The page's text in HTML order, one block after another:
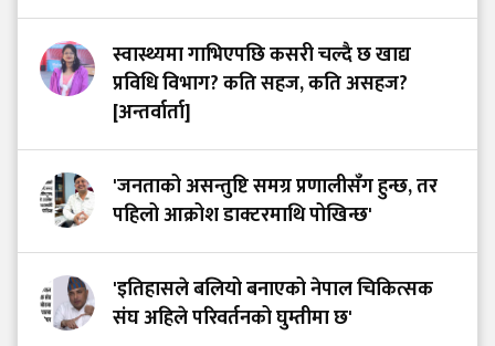
स्वास्थ्यमा गाभिएपछि कसरी चल्दै छ खाद्य
प्रविधि विभाग? कति सहज, कति असहज?
[अन्तर्वार्ता]
'जनताको असन्तुष्टि समग्र प्रणालीसँग हुन्छ, तर
पहिलो आक्रोश डाक्टरमाथि पोखिन्छ'
'इतिहासले बलियो बनाएको नेपाल चिकित्सक
संघ अहिले परिवर्तनको घुम्तीमा छ'